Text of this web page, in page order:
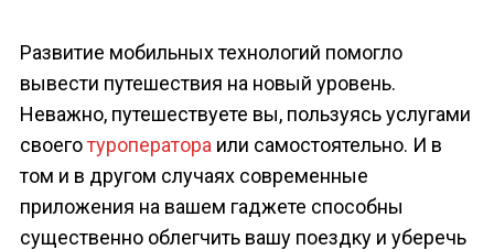
Развитие мобильных технологий помогло
вывести путешествия на новый уровень.
Неважно, путешествуете вы, пользуясь услугами
своеготуроператора или самостоятельно. И в
том и в другом случаях современные
приложения на вашем гаджете способны
существенно облегчить вашу поездку и уберечь